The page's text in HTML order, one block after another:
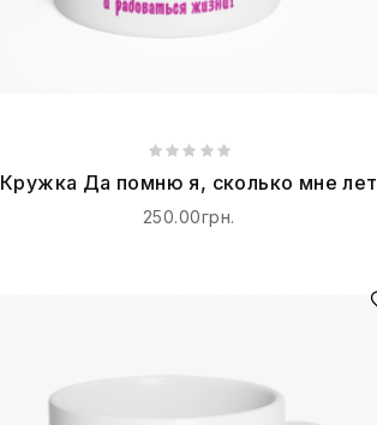
Кружка Да помню я, сколько мне лет
250.00грн.